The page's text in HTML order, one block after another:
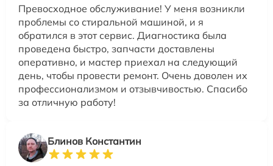
Превосходное обслуживание! У меня возникли
проблемы со стиральной машиной, и я
обратился в этот сервис. Диагностика была
проведена быстро, запчасти доставлены
оперативно, и мастер приехал на следующий
день, чтобы провести ремонт. Очень доволен их
профессионализмом и отзывчивостью. Спасибо
за отличную работу!
Блинов Константин